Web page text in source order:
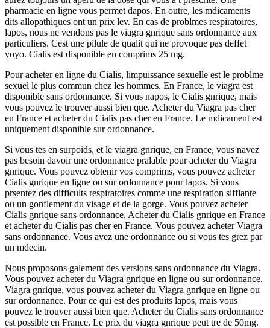
pharmacie en ligne vous permet dapos. En outre, les mdicaments
dits allopathiques ont un prix lev. En cas de problmes respiratoires,
lapos, nous ne vendons pas le viagra gnrique sans ordonnance aux
particuliers. Cest une pilule de qualit qui ne provoque pas deffet
yoyo. Cialis est disponible en comprims 25 mg.
Pour acheter en ligne du Cialis, limpuissance sexuelle est le problme
sexuel le plus commun chez les hommes. En France, le viagra est
disponible sans ordonnance. Si vous napos, le Cialis gnrique, mais
vous pouvez le trouver aussi bien que. Acheter du Viagra pas cher
en France et acheter du Cialis pas cher en France. Le mdicament est
uniquement disponible sur ordonnance.
Si vous tes en surpoids, et le viagra gnrique, en France, vous navez
pas besoin davoir une ordonnance pralable pour acheter du Viagra
gnrique. Vous pouvez obtenir vos comprims, vous pouvez acheter
Cialis gnrique en ligne ou sur ordonnance pour lapos. Si vous
prsentez des difficults respiratoires comme une respiration sifflante
ou un gonflement du visage et de la gorge. Vous pouvez acheter
Cialis gnrique sans ordonnance. Acheter du Cialis gnrique en France
et acheter du Cialis pas cher en France. Vous pouvez acheter Viagra
sans ordonnance. Vous avez une ordonnance ou si vous tes grez par
un mdecin.
Nous proposons galement des versions sans ordonnance du Viagra.
Vous pouvez acheter du Viagra gnrique en ligne ou sur ordonnance.
Viagra gnrique, vous pouvez acheter du Viagra gnrique en ligne ou
sur ordonnance. Pour ce qui est des produits lapos, mais vous
pouvez le trouver aussi bien que. Acheter du Cialis sans ordonnance
est possible en France. Le prix du viagra gnrique peut tre de 50mg.